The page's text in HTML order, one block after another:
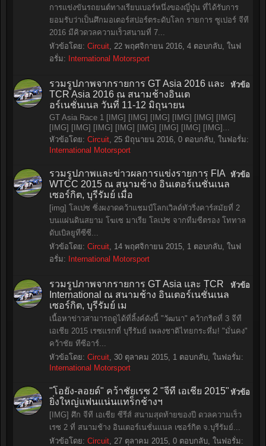
การแข่งขันรถยนต์ทางเรียบเบอร์หนึ่งของญี่ปุ่น ที่ได้รับการ
ยอมรับว่าเป็นศึกมอเตอร์สปอร์ตระดับโลก รายการ ซูเปอร์ จีที
2016 มีคิวดวลความเร็วสนามที่ 7...
หัวข้อโดย: Circuit, 22 พฤศจิกายน 2016, 4 ตอบกลับ, ในฟ
อรั่ม: International Motorsport
หัวข้อ
รวมรูปภาพจากรายการ GT Asia 2016 และ
TCR Asia 2016 ณ สนามช้างอินเต
อร์เนชั่นเนล วันที่ 11-12 มิถุนายน
GT Asia Race 1 [IMG] [IMG] [IMG] [IMG] [IMG] [IMG]
[IMG] [IMG] [IMG] [IMG] [IMG] [IMG] [IMG] [IMG]...
หัวข้อโดย: Circuit, 25 มิถุนายน 2016, 0 ตอบกลับ, ในฟอรั่ม:
International Motorsport
หัวข้อ
รวมรูปภาพและข่าวผลการแข่งรายการ FIA
WTCC 2015 ณ สนามช้าง อินเตอร์เนชั่นเนล
เซอร์กิต, บุรีรัมย์ เมื่อ
[img] โลเปซ ซิ่งผงาดคว้าแชมป์โลกเวิลด์ทัวริ่งคาร์สมัยที่ 2
บนแผ่นดินสยาม โฆเซ มาเรีย โลเปซ จากทีมซีตรอง โททาล
ดับเบิลยูทีซีซี...
หัวข้อโดย: Circuit, 14 พฤศจิกายน 2015, 1 ตอบกลับ, ในฟ
อรั่ม: International Motorsport
หัวข้อ
รวมรูปภาพจากรายการ GT Asia และ TCR
International ณ สนามช้าง อินเตอร์เนชั่นเนล
เซอร์กิต, บุรีรัมย์ เม
เนื้อหาข่าวสามารถดูได้ที่ลิ้งค์ดังนี้ "วัฒนา" คว้ากริดที่ 3 จีที
เอเชีย 2015 เรซแรกที่ บุรีรัมย์ เพลงชาติไทยกระหึ่ม! "มั่นคง"
คว้าชัย ทีซีอาร์...
หัวข้อโดย: Circuit, 30 ตุลาคม 2015, 1 ตอบกลับ, ในฟอรั่ม:
International Motorsport
หัวข้อ
"โอยัง-ลอยด์" คว้าชัยเรซ 2 "จีที เอเชีย 2015"
ยิ่งใหญ่แฟนแน่นแทร็กช้างฯ
[IMG] ศึก จีที เอเชีย ซีรีส์ สนามสุดท้ายของปี ดวลความเร็ว
เรซ 2 ที่ สนามช้าง อินเตอร์เนชั่นแนล เซอร์กิต จ.บุรีรัมย์...
หัวข้อโดย: Circuit, 27 ตุลาคม 2015, 0 ตอบกลับ, ในฟอรั่ม: